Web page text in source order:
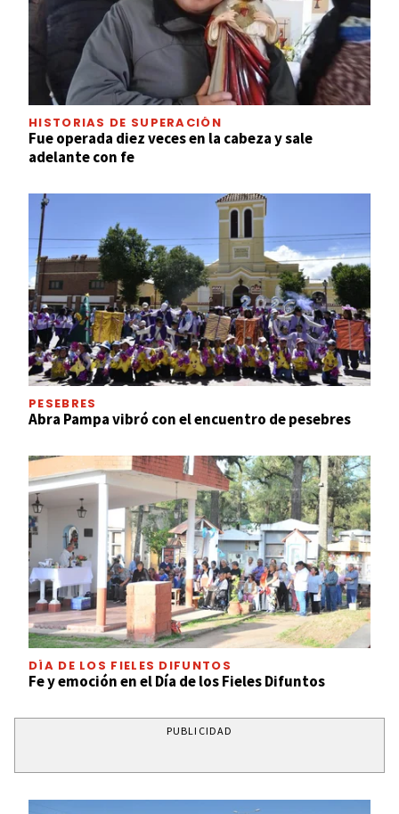
HISTORIAS DE SUPERACIÓN
Fue operada diez veces en la cabeza y sale
adelante con fe
PESEBRES
Abra Pampa vibró con el encuentro de pesebres
DÍA DE LOS FIELES DIFUNTOS
Fe y emoción en el Día de los Fieles Difuntos
PUBLICIDAD